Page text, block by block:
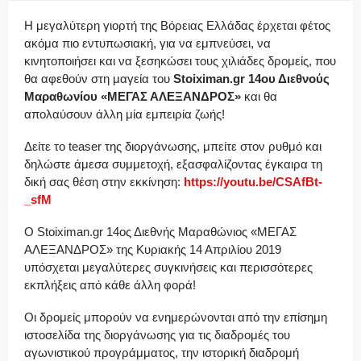
Η μεγαλύτερη γιορτή της Βόρειας Ελλάδας έρχεται φέτος
ακόμα πιο εντυπωσιακή, για να εμπνεύσει, να
κινητοποιήσει και να ξεσηκώσει τους χιλιάδες δρομείς, που
θα αφεθούν στη μαγεία του Stoiximan.gr 14ου Διεθνούς
Μαραθωνίου «ΜΕΓΑΣ ΑΛΕΞΑΝΔΡΟΣ» και θα
απολαύσουν άλλη μία εμπειρία ζωής!
Δείτε το teaser της διοργάνωσης, μπείτε στον ρυθμό και
δηλώστε άμεσα συμμετοχή, εξασφαλίζοντας έγκαιρα τη
δική σας θέση στην εκκίνηση: https://youtu.be/CSAfBt-
_sfM
Ο Stoiximan.gr 14ος Διεθνής Μαραθώνιος «ΜΕΓΑΣ
ΑΛΕΞΑΝΔΡΟΣ» της Κυριακής 14 Απριλίου 2019
υπόσχεται μεγαλύτερες συγκινήσεις και περισσότερες
εκπλήξεις από κάθε άλλη φορά!
Οι δρομείς μπορούν να ενημερώνονται από την επίσημη
ιστοσελίδα της διοργάνωσης για τις διαδρομές του
αγωνιστικού προγράμματος, την ιστορική διαδρομή